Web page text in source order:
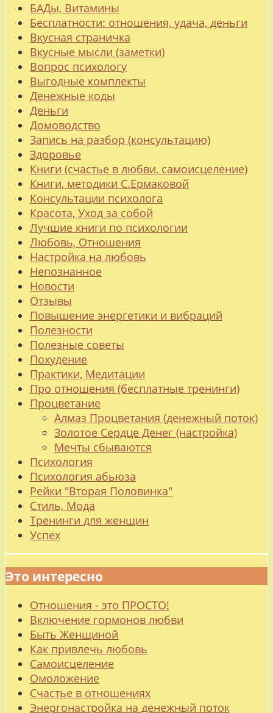
БАДы, Витамины
Бесплатности: отношения, удача, деньги
Вкусная страничка
Вкусные мысли (заметки)
Вопрос психологу
Выгодные комплекты
Денежные коды
Деньги
Домоводство
Запись на разбор (консультацию)
Здоровье
Книги (счастье в любви, самоисцеление)
Книги, методики С.Ермаковой
Консультации психолога
Красота, Уход за собой
Лучшие книги по психологии
Любовь, Отношения
Настройка на любовь
Непознанное
Новости
Отзывы
Повышение энергетики и вибраций
Полезности
Полезные советы
Похудение
Практики, Медитации
Про отношения (бесплатные тренинги)
Процветание
Алмаз Процветания (денежный поток)
Золотое Сердце Денег (настройка)
Мечты сбываются
Психология
Психология абьюза
Рейки "Вторая Половинка"
Стиль, Мода
Тренинги для женщин
Успех
Это интересно
Отношения - это ПРОСТО!
Включение гормонов любви
Быть Женщиной
Как привлечь любовь
Самоисцеление
Омоложение
Счастье в отношениях
Энергонастройка на денежный поток